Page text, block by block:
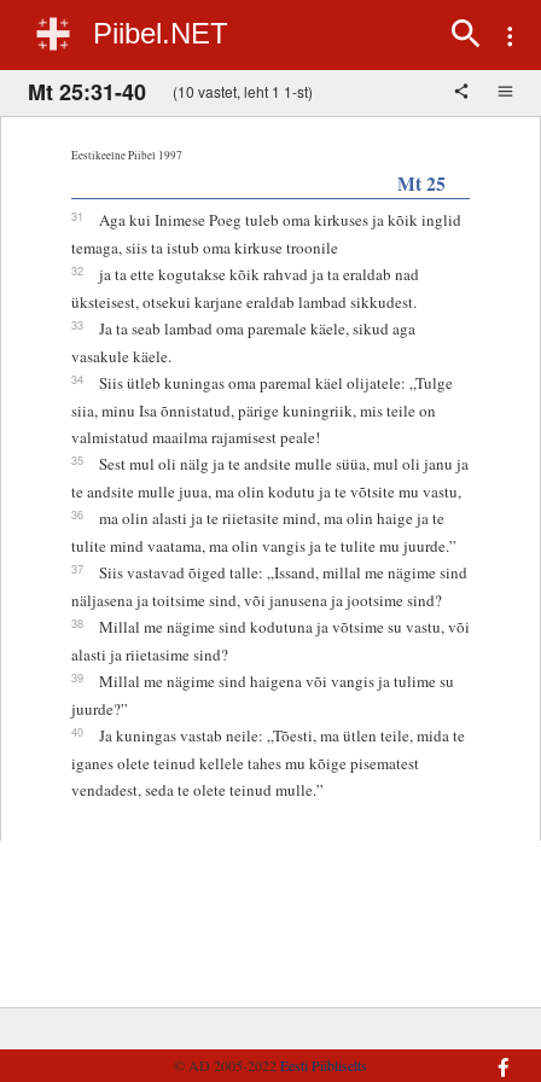
Piibel.NET
Mt 25:31-40 (10 vastet, leht 1 1-st)
Eestikeelne Piibel 1997
Mt 25
31
Aga kui Inimese Poeg tuleb oma kirkuses ja kõik inglid
temaga, siis ta istub oma kirkuse troonile
32
ja ta ette kogutakse kõik rahvad ja ta eraldab nad
üksteisest, otsekui karjane eraldab lambad sikkudest.
33
Ja ta seab lambad oma paremale käele, sikud aga
vasakule käele.
34
Siis ütleb kuningas oma paremal käel olijatele: „Tulge
siia, minu Isa õnnistatud, pärige kuningriik, mis teile on
valmistatud maailma rajamisest peale!
35
Sest mul oli nälg ja te andsite mulle süüa, mul oli janu ja
te andsite mulle juua, ma olin kodutu ja te võtsite mu vastu,
36
ma olin alasti ja te riietasite mind, ma olin haige ja te
tulite mind vaatama, ma olin vangis ja te tulite mu juurde.”
37
Siis vastavad õiged talle: „Issand, millal me nägime sind
näljasena ja toitsime sind, või janusena ja jootsime sind?
38
Millal me nägime sind kodutuna ja võtsime su vastu, või
alasti ja riietasime sind?
39
Millal me nägime sind haigena või vangis ja tulime su
juurde?”
40
Ja kuningas vastab neile: „Tõesti, ma ütlen teile, mida te
iganes olete teinud kellele tahes mu kõige pisematest
vendadest, seda te olete teinud mulle.”
© AD 2005-2022Eesti Piibliselts